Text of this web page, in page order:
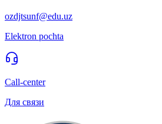
ozdjtsunf@edu.uz
Elektron pochta
Call-center
Для связи